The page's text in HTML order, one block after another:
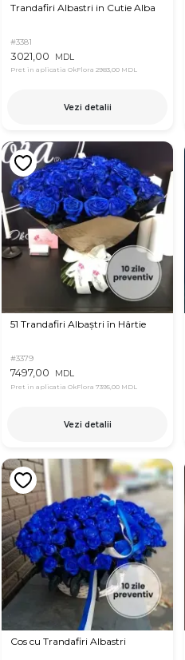
Trandafiri Albastri in Cutie Alba
#3381
3021,00 MDL
Pret in aplicatia OkFlora 2983,00 MDL
Vezi detalii
51 Trandafiri Albaștri în Hârtie
#3379
7497,00 MDL
Pret in aplicatia OkFlora 7395,00 MDL
Vezi detalii
Cos cu Trandafiri Albastri